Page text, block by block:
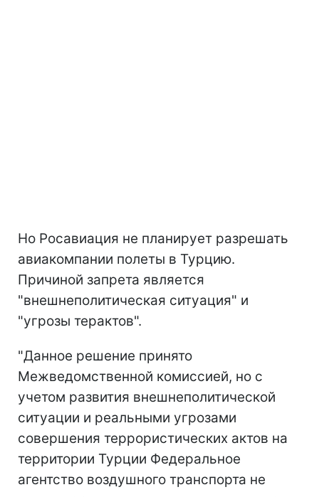
Но Росавиация не планирует разрешать
авиакомпании полеты в Турцию.
Причиной запрета является
"внешнеполитическая ситуация" и
"угрозы терактов".
"Данное решение принято
Межведомственной комиссией, но с
учетом развития внешнеполитической
ситуации и реальными угрозами
совершения террористических актов на
территории Турции Федеральное
агентство воздушного транспорта не